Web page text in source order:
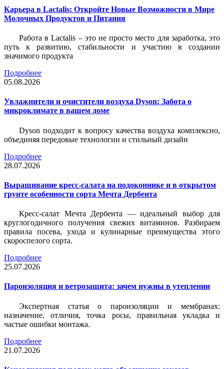
Карьера в Lactalis: Откройте Новые Возможности в Мире
Молочных Продуктов и Питания
Работа в Lactalis – это не просто место для заработка, это
путь к развитию, стабильности и участию в создании
значимого продукта
Подробнее
05.08.2026
Увлажнители и очистители воздуха Dyson: Забота о
микроклимате в вашем доме
Dyson подходит к вопросу качества воздуха комплексно,
объединяя передовые технологии и стильный дизайн
Подробнее
28.07.2026
Выращивание кресс-салата на подоконнике и в открытом
грунте особенности сорта Мечта Дербента
Кресс-салат Мечта Дербента — идеальный выбор для
круглогодичного получения свежих витаминов. Разбираем
правила посева, ухода и кулинарные преимущества этого
скороспелого сорта.
Подробнее
25.07.2026
Пароизоляция и ветрозащита: зачем нужны в утеплении
Экспертная статья о пароизоляции и мембранах:
назначение, отличия, точка росы, правильная укладка и
частые ошибки монтажа.
Подробнее
21.07.2026